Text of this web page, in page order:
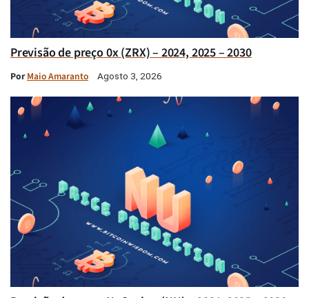
Previsão de preço 0x (ZRX) – 2024, 2025 – 2030
PorMaio Amaranto Agosto 3, 2026